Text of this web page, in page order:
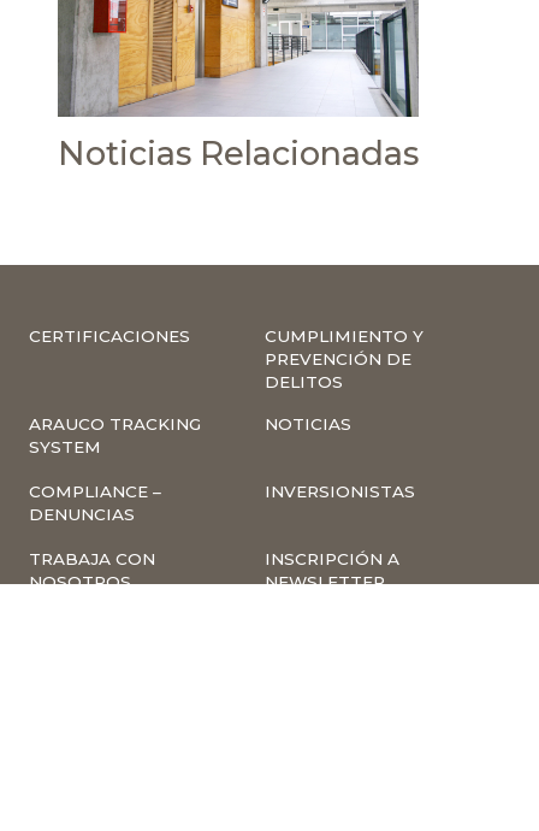
Noticias Relacionadas
CERTIFICACIONES
CUMPLIMIENTO Y
PREVENCIÓN DE
DELITOS
ARAUCO TRACKING
SYSTEM
NOTICIAS
COMPLIANCE –
DENUNCIAS
INVERSIONISTAS
TRABAJA CON
NOSOTROS
INSCRIPCIÓN A
NEWSLETTER